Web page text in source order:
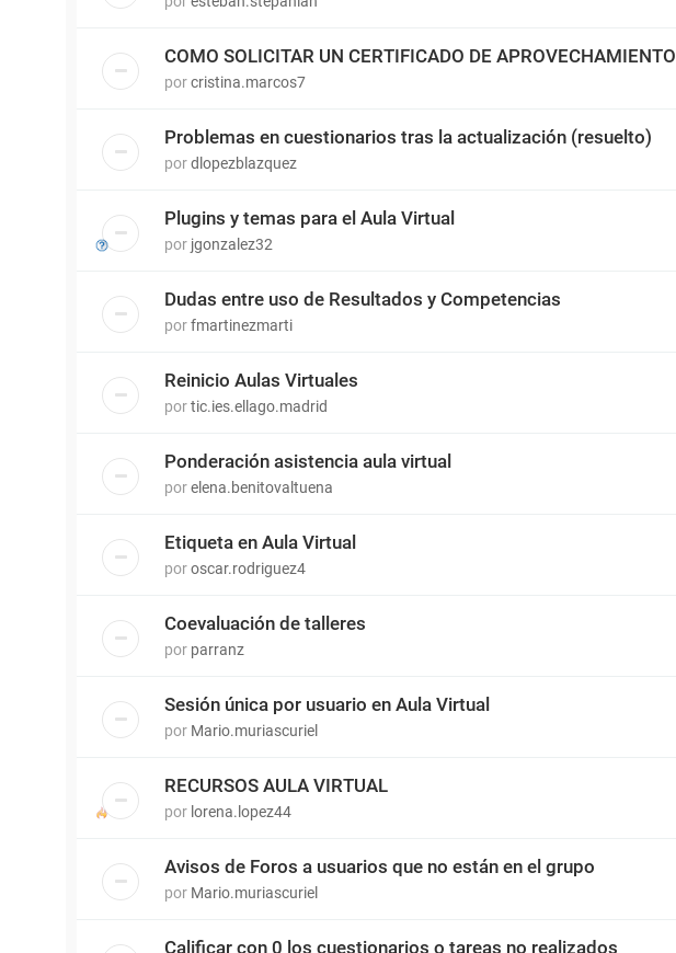
COMO SOLICITAR UN CERTIFICADO DE APROVECHAMIENTO
porcristina.marcos7
Problemas en cuestionarios tras la actualización (resuelto)
pordlopezblazquez
Plugins y temas para el Aula Virtual
por jgonzalez32
Dudas entre uso de Resultados y Competencias
porfmartinezmarti
Reinicio Aulas Virtuales
portic.ies.ellago.madrid
Ponderación asistencia aula virtual
porelena.benitovaltuena
Etiqueta en Aula Virtual
poroscar.rodriguez4
Coevaluación de talleres
por parranz
Sesión única por usuario en Aula Virtual
por Mario.muriascuriel
RECURSOS AULA VIRTUAL
por lorena.lopez44
Avisos de Foros a usuarios que no están en el grupo
por Mario.muriascuriel
Calificar con 0 los cuestionarios o tareas no realizados